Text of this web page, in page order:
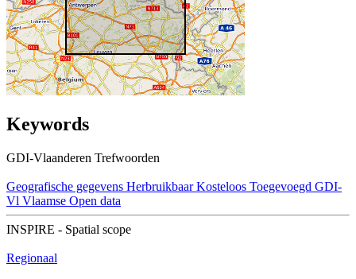
Keywords
GDI-Vlaanderen Trefwoorden
Geografische gegevens Herbruikbaar Kosteloos Toegevoegd GDI-
Vl Vlaamse Open data
INSPIRE - Spatial scope
Regionaal